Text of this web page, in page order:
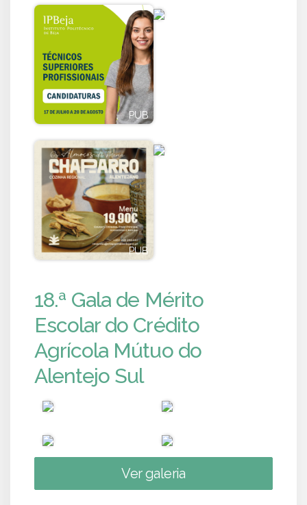
PUB
PUB
18.ª Gala de Mérito
Escolar do Crédito
Agrícola Mútuo do
Alentejo Sul
Ver galeria